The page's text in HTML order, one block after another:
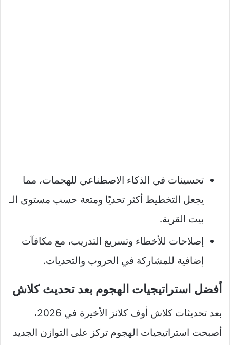
تحسينات في الذكاء الاصطناعي للهجمات، مما
يجعل التخطيط أكثر تحديًا ومتعة حسب مستوى الـ
بيت القرية.​​
إصلاحات للأخطاء وتسريع التدريب، مع مكافآت
إضافية للمشاركة في الحروب والتحديات.
أفضل استراتيجيات الهجوم بعد تحديث كلاش
بعد تحديثات كلاش أوف كلانز الأخيرة في 2026،
أصبحت استراتيجيات الهجوم تركز على التوازن الجديد